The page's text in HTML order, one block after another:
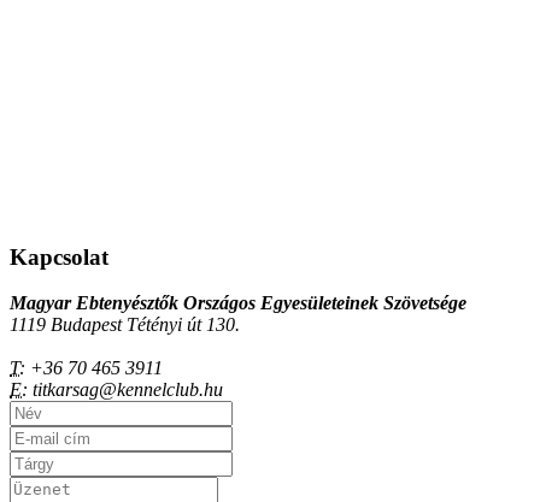
Kapcsolat
Magyar Ebtenyésztők Országos Egyesületeinek Szövetsége
1119 Budapest Tétényi út 130.
T: +36 70 465 3911
E: titkarsag@kennelclub.hu